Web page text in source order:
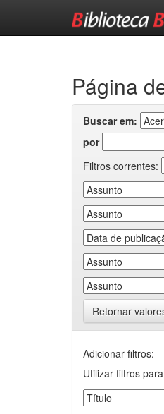
Página
Buscar em:
por
Filtros correntes:
Retornar
Adicionar filtros:
Utilizar filtros